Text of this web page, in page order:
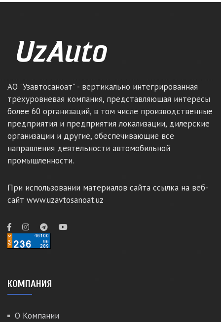
АО "Узавтосаноат" - вертикально интегрированная
трёхуровневая компания, представляющая интересы
более 60 организаций, в том числе производственные
предприятия и предприятия локализации, дилерские
организации и другие, обеспечивающие все
направления деятельности автомобильной
промышленности.
При использовании материалов сайта ссылка на веб-
сайт www.uzavtosanoat.uz
КОМПАНИЯ
О Компании